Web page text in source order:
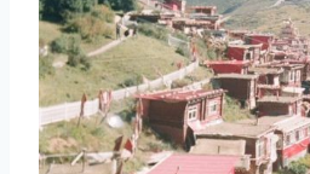
取消